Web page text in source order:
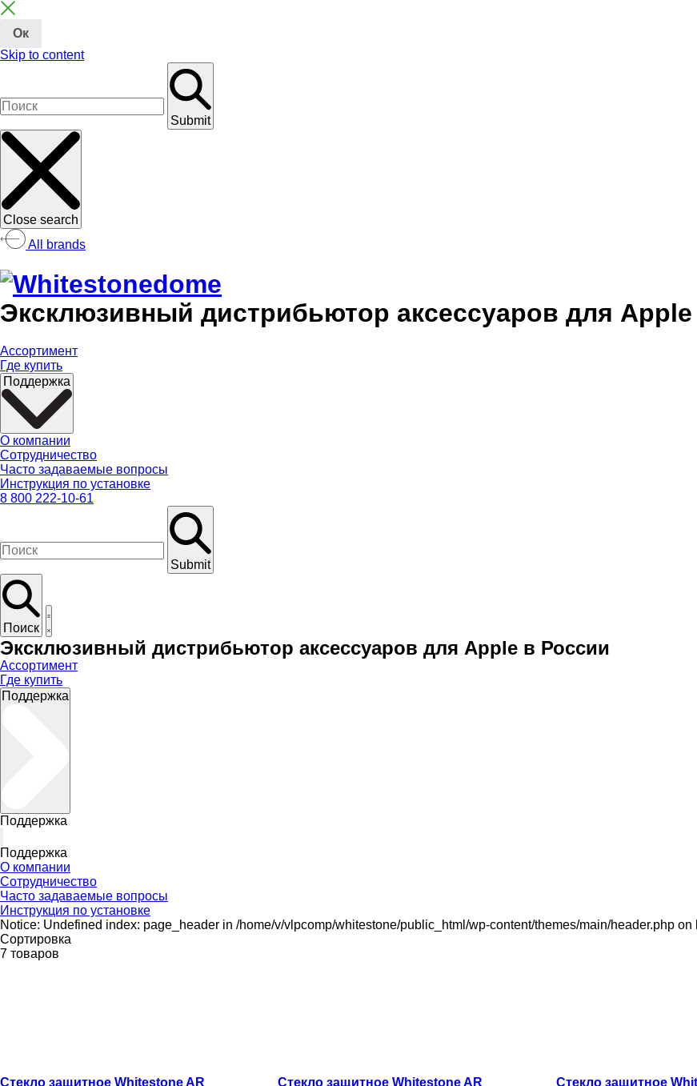
Ок
Skip to content
Submit
Close search
All brands
Эксклюзивный дистрибьютор аксессуаров для
Ассортимент
Где купить
Поддержка
О компании
Сотрудничество
Часто задаваемые вопросы
Инструкция по установке
8 800 222-10-61
Submit
Поиск
Эксклюзивный дистрибьютор аксессуаров для Apple в России
Ассортимент
Где купить
Поддержка
Поддержка
Поддержка
О компании
Сотрудничество
Часто задаваемые вопросы
Инструкция по установке
Notice: Undefined index: page_header in /home/v/vlpcomp/whitestone/public_html/wp-content/themes/main/header.php on
Сортировка
7 товаров
Стекло защитное Whitestone AR
Стекло защитное Whitestone AR
Стекло защитное